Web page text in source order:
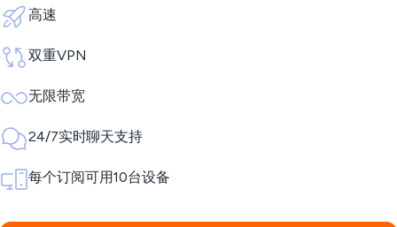
高速
双重VPN
无限带宽
24/7实时聊天支持
每个订阅可用10台设备